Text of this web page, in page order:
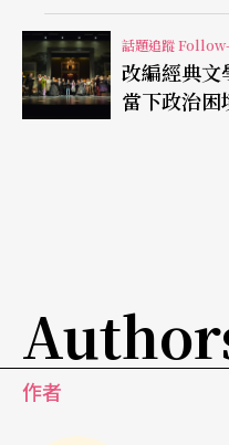
「德國人著重文本，而
而言，作品必須要有「
文字極少，德國演員對
尼亞的劇場本質，或許
感受世界，走進自然，
話題追蹤
改編經典文學搬上
當下政治困
作者